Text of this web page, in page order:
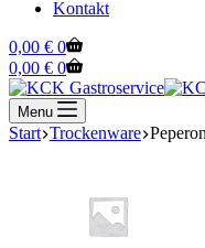
Kontakt
Warenkorb
0,00 € 0
Warenkorb
0,00 € 0
Menu
Start Trockenware